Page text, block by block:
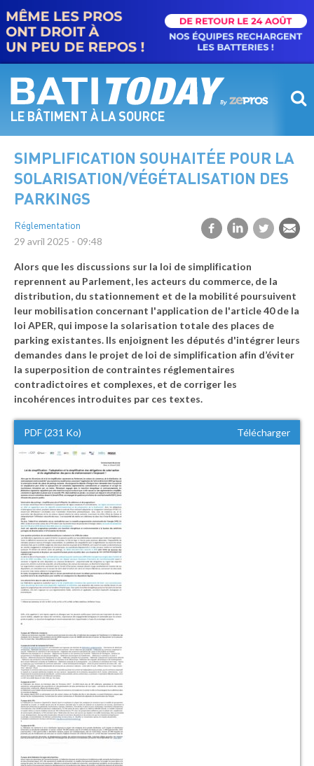
contenu
principal
LE BÂTIMENT À LA SOURCE
SIMPLIFICATION SOUHAITÉE POUR LA
SOLARISATION/VÉGÉTALISATION DES
PARKINGS
Réglementation
29 avril 2025 - 09:48
Alors que les discussions sur la loi de simplification
reprennent au Parlement, les acteurs du commerce, de la
distribution, du stationnement et de la mobilité poursuivent
leur mobilisation concernant l'application de l'article 40 de la
loi APER, qui impose la solarisation totale des places de
parking existantes. Ils enjoignent les députés d'intégrer leurs
demandes dans le projet de loi de simplification afin d’éviter
la superposition de contraintes réglementaires
contradictoires et complexes, et de corriger les
incohérences introduites par ces textes.
PDF (231 Ko) Télécharger